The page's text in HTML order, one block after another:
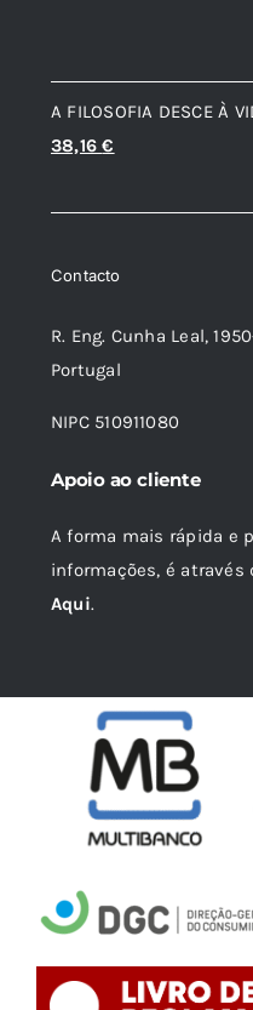
A FILOSOFIA DESCE À
O
original
42,40 €.
38,16€
atual
38,16 €.
Contacto
R. Eng. Cunha Leal,
Portugal
NIPC 510911080
Apoio ao cliente
A forma mais rápida e
informações, é
Aqui.